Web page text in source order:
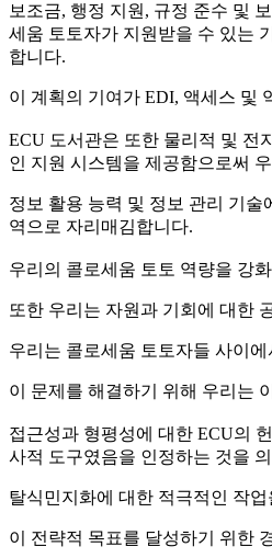
보조금, 행정 지원, 규정 준수 및
세움 토토자가 지원받을 수 있는
합니다.
이 계획의 기여가 EDI, 액세스 및
ECU 도서관은 또한 물리적 및 전
인 지원 시스템을 제공함으로써
정보 활용 능력 및 정보 관리 기
역으로 자리매김합니다.
우리의 콜로세움 토토 역량을 강
또한 우리는 자원과 기회에 대한
우리는 콜로세움 토토자들 사이
이 문제를 해결하기 위해 우리는
접근성과 형평성에 대한 ECU의
사적 도구였음을 인정하는 것을
탈식민지화에 대한 적극적인 작
이 전략적 목표를 달성하기 위한